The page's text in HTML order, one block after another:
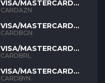
VISA/MASTERCARD
AZN
CARDAZN
VISA/MASTERCARD
BGN
CARDBGN
VISA/MASTERCARD
BRL
CARDBRL
VISA/MASTERCARD
BYN
CARDBYN